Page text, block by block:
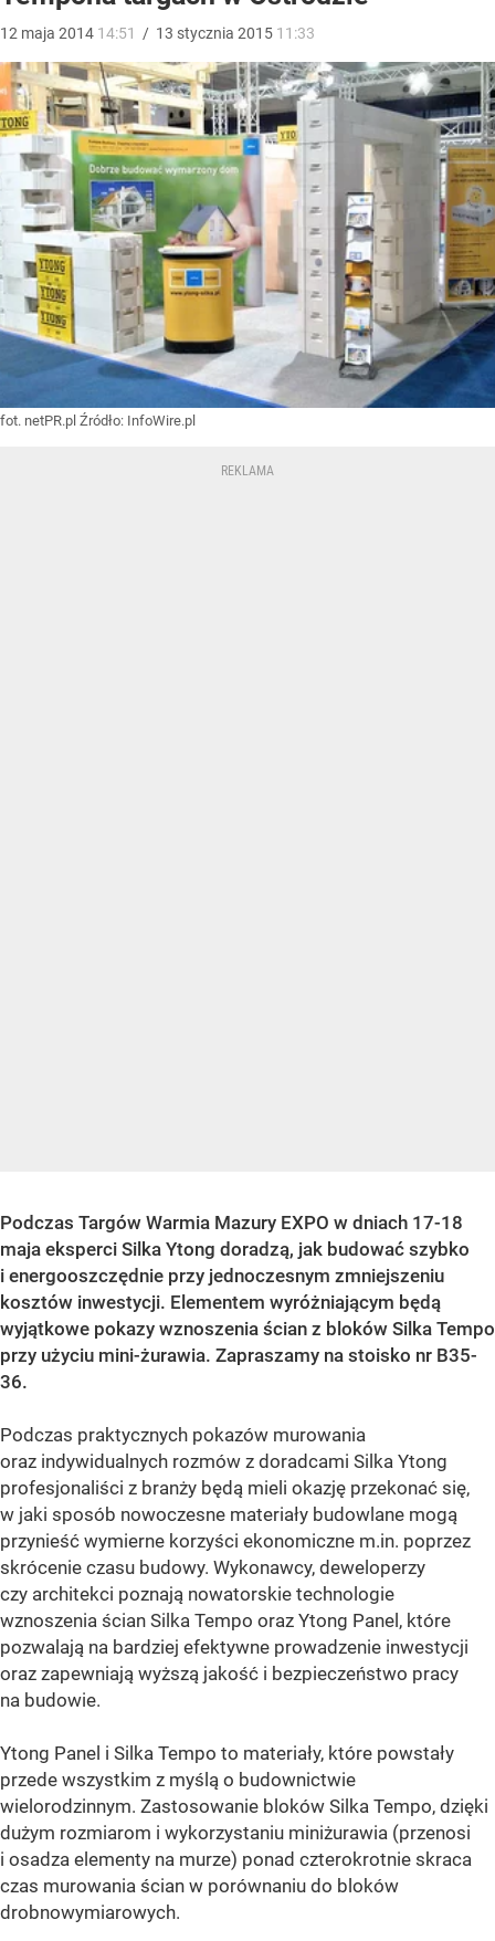
12 maja 2014 14:51 / 13 stycznia 2015 11:33
fot. netPR.pl Źródło: InfoWire.pl
Podczas Targów Warmia Mazury EXPO w dniach 17-18
maja eksperci Silka Ytong doradzą, jak budować szybko
i energooszczędnie przy jednoczesnym zmniejszeniu
kosztów inwestycji. Elementem wyróżniającym będą
wyjątkowe pokazy wznoszenia ścian z bloków Silka Tempo
przy użyciu mini-żurawia. Zapraszamy na stoisko nr B35-
36.
Podczas praktycznych pokazów murowania
oraz indywidualnych rozmów z doradcami Silka Ytong
profesjonaliści z branży będą mieli okazję przekonać się,
w jaki sposób nowoczesne materiały budowlane mogą
przynieść wymierne korzyści ekonomiczne m.in. poprzez
skrócenie czasu budowy. Wykonawcy, deweloperzy
czy architekci poznają nowatorskie technologie
wznoszenia ścian Silka Tempo oraz Ytong Panel, które
pozwalają na bardziej efektywne prowadzenie inwestycji
oraz zapewniają wyższą jakość i bezpieczeństwo pracy
na budowie.
Ytong Panel i Silka Tempo to materiały, które powstały
przede wszystkim z myślą o budownictwie
wielorodzinnym. Zastosowanie bloków Silka Tempo, dzięki
dużym rozmiarom i wykorzystaniu miniżurawia (przenosi
i osadza elementy na murze) ponad czterokrotnie skraca
czas murowania ścian w porównaniu do bloków
drobnowymiarowych.